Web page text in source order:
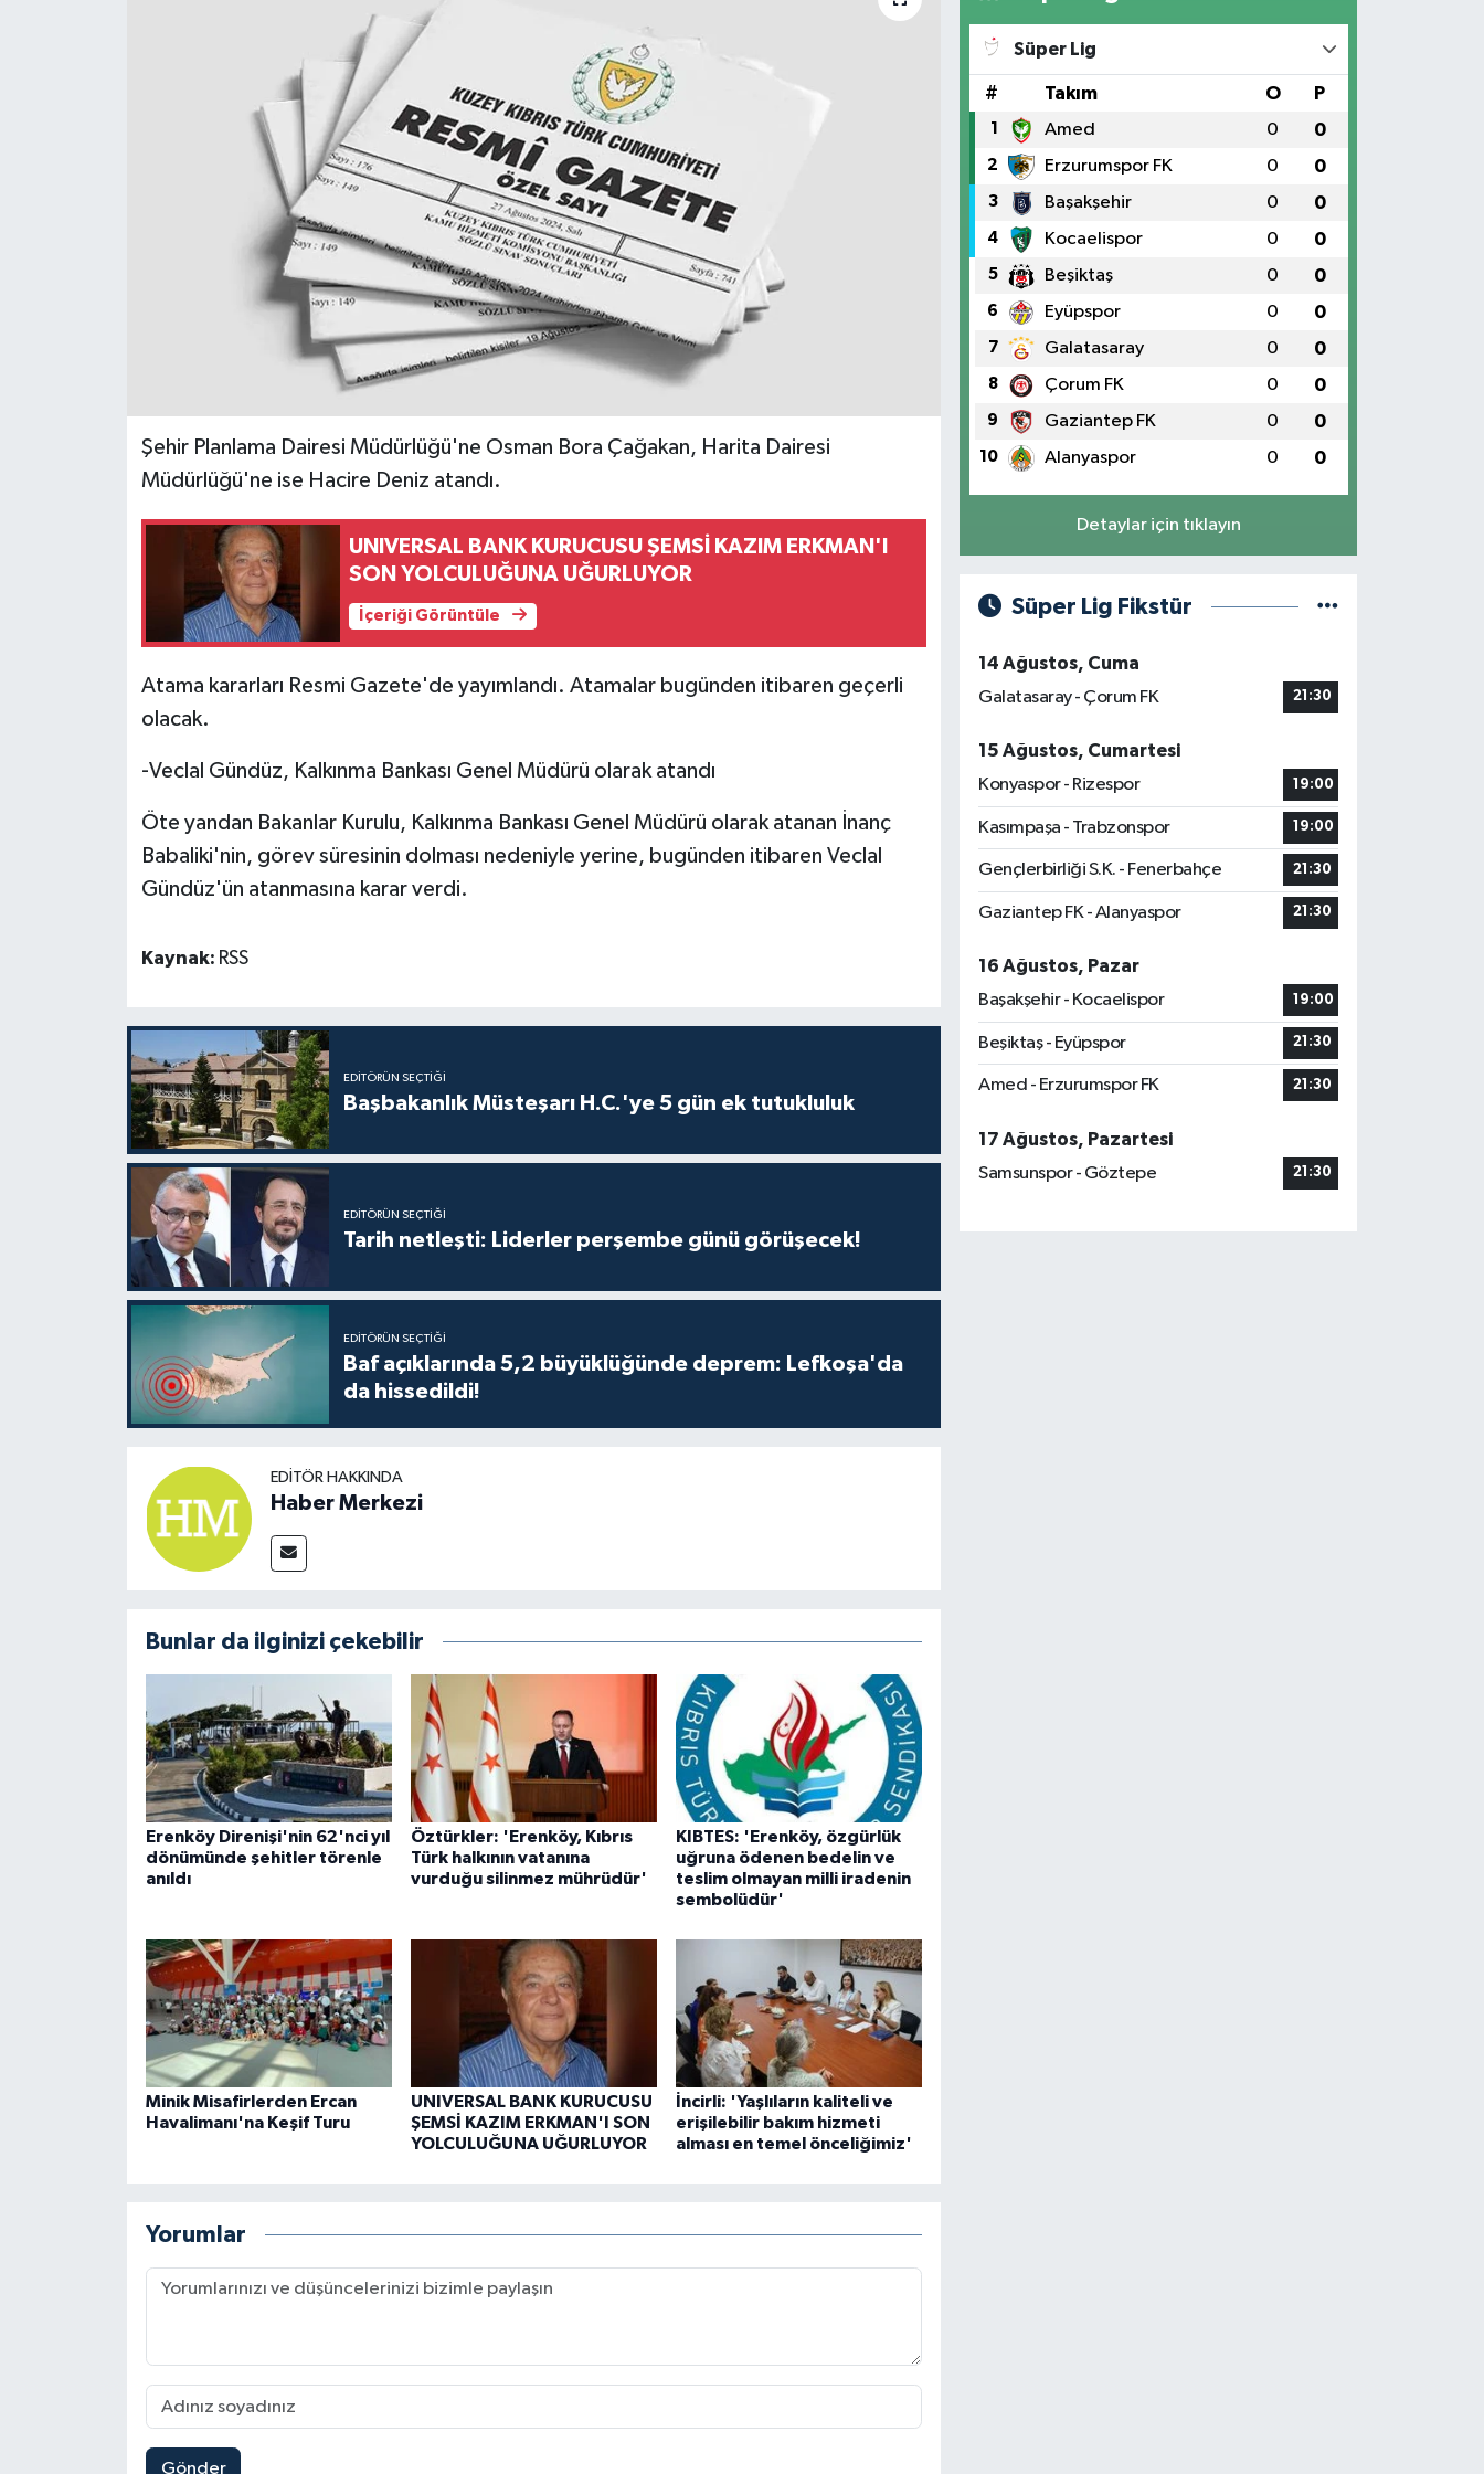
Şehir Planlama Dairesi Müdürlüğü'ne Osman Bora Çağakan, Harita Dairesi
Müdürlüğü'ne ise Hacire Deniz atandı.
UNIVERSAL BANK KURUCUSU ŞEMSİ KAZIM ERKMAN'I
SON YOLCULUĞUNA UĞURLUYOR
İçeriği Görüntüle
Atama kararları Resmi Gazete'de yayımlandı. Atamalar bugünden itibaren geçerli
olacak.
-Veclal Gündüz, Kalkınma Bankası Genel Müdürü olarak atandı
Öte yandan Bakanlar Kurulu, Kalkınma Bankası Genel Müdürü olarak atanan İnanç
Babaliki'nin, görev süresinin dolması nedeniyle yerine, bugünden itibaren Veclal
Gündüz'ün atanmasına karar verdi.
Kaynak: RSS
EDITÖRÜN SEÇTIĞI
Başbakanlık Müsteşarı H.C.'ye 5 gün ek tutukluluk
EDITÖRÜN SEÇTIĞI
Tarih netleşti: Liderler perşembe günü görüşecek!
EDITÖRÜN SEÇTIĞI
Baf açıklarında 5,2 büyüklüğünde deprem: Lefkoşa'da
da hissedildi!
EDITÖR HAKKINDA
Haber Merkezi
Bunlar da ilginizi çekebilir
Erenköy Direnişi'nin 62'nci yıl
dönümünde şehitler törenle
anıldı
Öztürkler: 'Erenköy, Kıbrıs
Türk halkının vatanına
vurduğu silinmez mührüdür'
KIBTES: 'Erenköy, özgürlük
uğruna ödenen bedelin ve
teslim olmayan milli iradenin
sembolüdür'
Minik Misafirlerden Ercan
Havalimanı'na Keşif Turu
UNIVERSAL BANK KURUCUSU
ŞEMSİ KAZIM ERKMAN'I SON
YOLCULUĞUNA UĞURLUYOR
İncirli: 'Yaşlıların kaliteli ve
erişilebilir bakım hizmeti
alması en temel önceliğimiz'
Yorumlar
Gönder
Süper Lig
# Takım O P
1 Amed 0 0
2 Erzurumspor FK 0 0
3 Başakşehir 0 0
4 Kocaelispor 0 0
5 Beşiktaş 0 0
6 Eyüpspor 0 0
7 Galatasaray 0 0
8 Çorum FK 0 0
9 Gaziantep FK 0 0
10 Alanyaspor 0 0
Detaylar için tıklayın
Süper Lig Fikstür
14 Ağustos, Cuma
Galatasaray - Çorum FK
21:30
15 Ağustos, Cumartesi
Konyaspor - Rizespor
19:00
Kasımpaşa - Trabzonspor 19:00
Gençlerbirliği S.K. - Fenerbahçe 21:30
Gaziantep FK - Alanyaspor 21:30
16 Ağustos, Pazar
Başakşehir - Kocaelispor
19:00
Beşiktaş - Eyüpspor 21:30
Amed - Erzurumspor FK 21:30
17 Ağustos, Pazartesi
Samsunspor - Göztepe
21:30
LEFKOŞA
Nöbetçi Eczaneler